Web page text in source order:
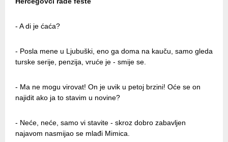
- A di je ćaća?
- Posla mene u Ljubuški, eno ga doma na kauču, samo gleda
turske serije, penzija, vruće je - smije se.
- Ma ne mogu virovat! On je uvik u petoj brzini! Oće se on
najidit ako ja to stavim u novine?
- Neće, neće, samo vi stavite - skroz dobro zabavljen
najavom nasmijao se mlađi Mimica.